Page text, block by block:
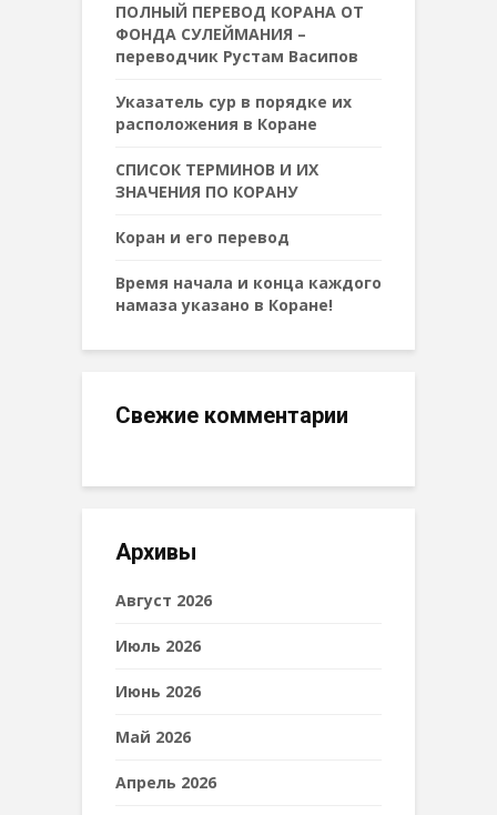
ПОЛНЫЙ ПЕРЕВОД КОРАНА ОТ
ФОНДА СУЛЕЙМАНИЯ –
переводчик Рустам Васипов
Указатель сур в порядке их
расположения в Коране
СПИСОК ТЕРМИНОВ И ИХ
ЗНАЧЕНИЯ ПО КОРАНУ
Коран и его перевод
Время начала и конца каждого
намаза указано в Коране!
Свежие комментарии
Архивы
Август 2026
Июль 2026
Июнь 2026
Май 2026
Апрель 2026